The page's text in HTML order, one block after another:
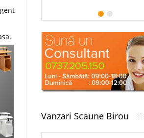
Vanzari Scaune Birou